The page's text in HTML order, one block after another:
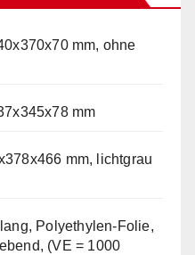
mm, ohne
mm
mm, lichtgrau
Polyethylen-Folie,
(VE = 1000